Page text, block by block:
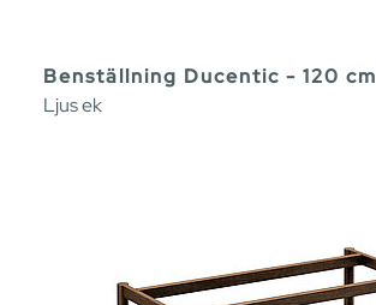
Benställning Ducentic - 120 cm
Ljus ek